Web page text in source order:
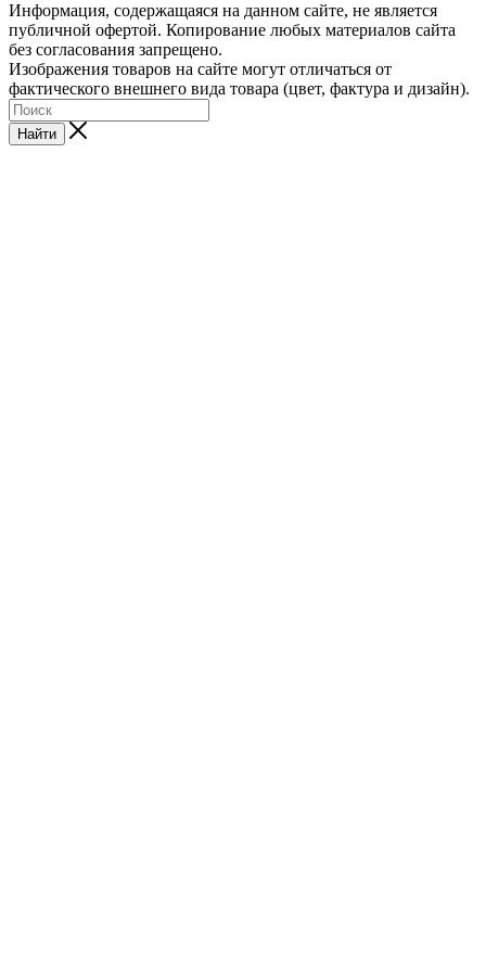
Информация, содержащаяся на данном сайте, не является
публичной офертой. Копирование любых материалов сайта
без согласования запрещено.
Изображения товаров на сайте могут отличаться от
фактического внешнего вида товара (цвет, фактура и дизайн).
Найти